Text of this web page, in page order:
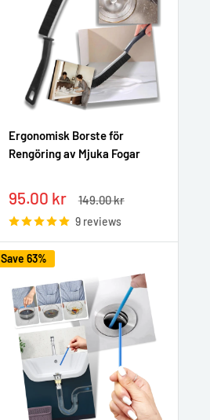
Ergonomisk Borste för
Rengöring av Mjuka Fogar
Sale
price
95.00 kr
Regular
149.00 kr
9 reviews
Save 63%